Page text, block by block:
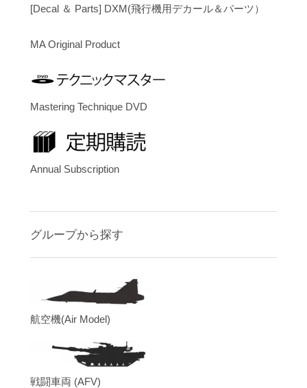
[Decal ＆ Parts] DXM(飛行機用デカール＆パーツ）
MA Original Product
Mastering Technique DVD
Annual Subscription
グループから探す
航空機(Air Model)
戦闘車両 (AFV)